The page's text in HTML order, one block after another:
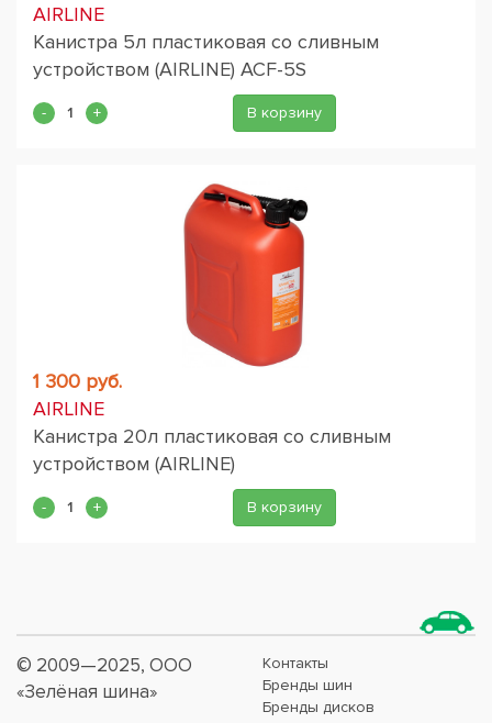
AIRLINE
Канистра 5л пластиковая со сливным
устройством (AIRLINE) ACF-5S
В корзину
1 300 руб.
AIRLINE
Канистра 20л пластиковая со сливным
устройством (AIRLINE)
В корзину
© 2009—2025, ООО
«Зелёная шина»
Контакты
Бренды шин
Бренды дисков